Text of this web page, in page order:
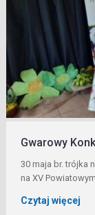
Gwarowy
30 maja br. trójka
na XV
Czytaj więcej